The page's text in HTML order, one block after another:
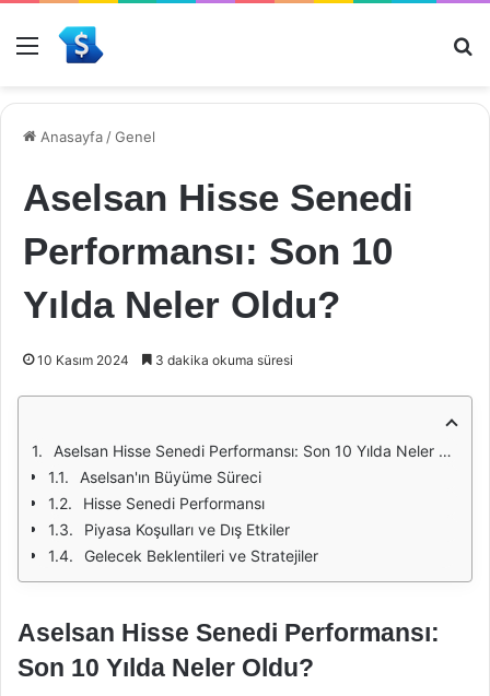
Menü
Anasayfa /Genel
Aselsan Hisse Senedi
Performansı: Son 10
Yılda Neler Oldu?
10 Kasım 2024 3 dakika okuma süresi
Aselsan Hisse Senedi Performansı: Son 10 Yılda Neler Oldu?
Aselsan'ın Büyüme Süreci
Hisse Senedi Performansı
Piyasa Koşulları ve Dış Etkiler
Gelecek Beklentileri ve Stratejiler
Aselsan Hisse Senedi Performansı:
Son 10 Yılda Neler Oldu?